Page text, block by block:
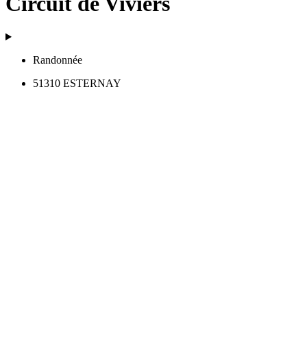
Randonnée
51310 ESTERNAY